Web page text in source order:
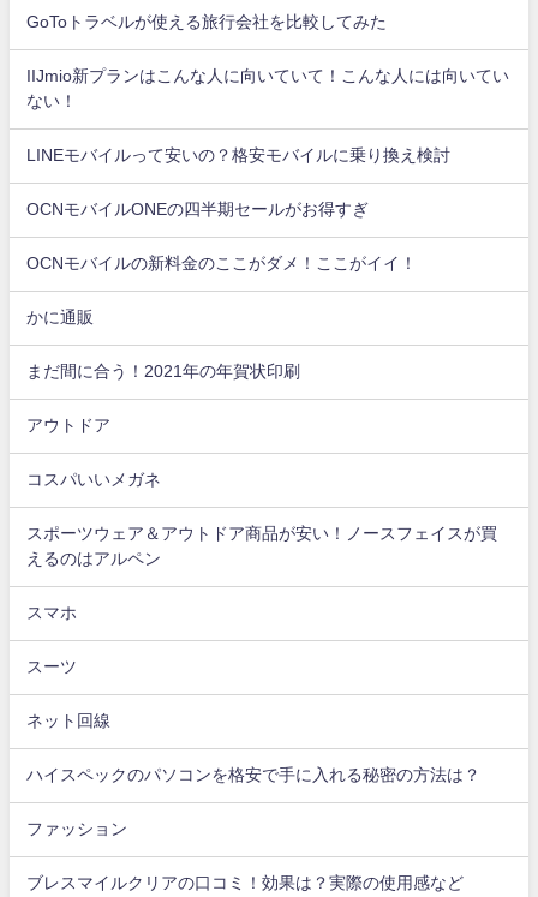
GoToトラベルが使える旅行会社を比較してみた
IIJmio新プランはこんな人に向いていて！こんな人には向いてい
ない！
LINEモバイルって安いの？格安モバイルに乗り換え検討
OCNモバイルONEの四半期セールがお得すぎ
OCNモバイルの新料金のここがダメ！ここがイイ！
かに通販
まだ間に合う！2021年の年賀状印刷
アウトドア
コスパいいメガネ
スポーツウェア＆アウトドア商品が安い！ノースフェイスが買
えるのはアルペン
スマホ
スーツ
ネット回線
ハイスペックのパソコンを格安で手に入れる秘密の方法は？
ファッション
ブレスマイルクリアの口コミ！効果は？実際の使用感など